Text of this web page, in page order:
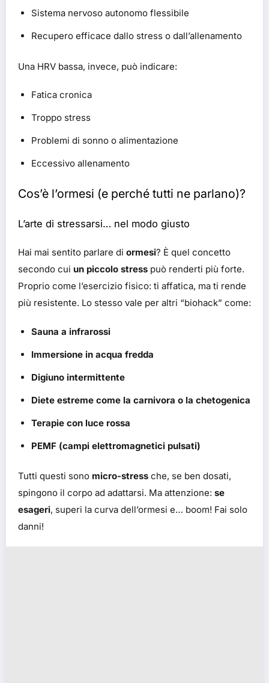
Sistema nervoso autonomo flessibile
Recupero efficace dallo stress o dall’allenamento
Una HRV bassa, invece, può indicare:
Fatica cronica
Troppo stress
Problemi di sonno o alimentazione
Eccessivo allenamento
Cos’è l’ormesi (e perché tutti ne parlano)?
L’arte di stressarsi… nel modo giusto
Hai mai sentito parlare di ormesi? È quel concetto
secondo cui un piccolo stress può renderti più forte.
Proprio come l’esercizio fisico: ti affatica, ma ti rende
più resistente. Lo stesso vale per altri “biohack” come:
Sauna a infrarossi
Immersione in acqua fredda
Digiuno intermittente
Diete estreme come la carnivora o la chetogenica
Terapie con luce rossa
PEMF (campi elettromagnetici pulsati)
Tutti questi sono micro-stress che, se ben dosati,
spingono il corpo ad adattarsi. Ma attenzione: se
esageri, superi la curva dell’ormesi e… boom! Fai solo
danni!